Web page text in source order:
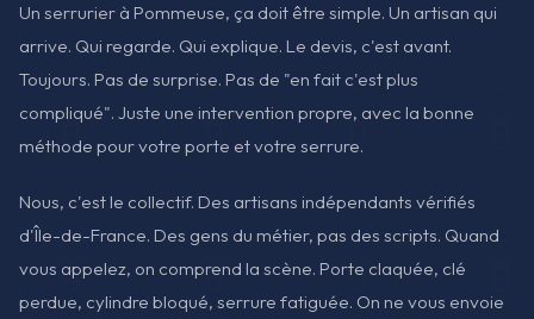
Un serrurier à Pommeuse, ça doit être simple. Un artisan qui
arrive. Qui regarde. Qui explique. Le devis, c'est avant.
Toujours. Pas de surprise. Pas de "en fait c'est plus
compliqué". Juste une intervention propre, avec la bonne
méthode pour votre porte et votre serrure.
Nous, c'est le collectif. Des artisans indépendants vérifiés
d'Île-de-France. Des gens du métier, pas des scripts. Quand
vous appelez, on comprend la scène. Porte claquée, clé
perdue, cylindre bloqué, serrure fatiguée. On ne vous envoie